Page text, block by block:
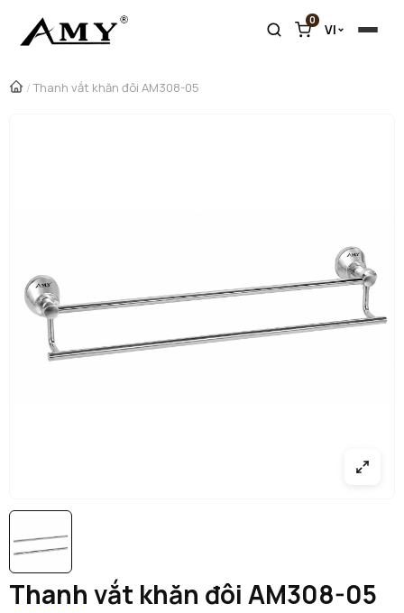
0
VI
/ Thanh vắt khăn đôi AM308-05
Thanh vắt khăn đôi AM308-05